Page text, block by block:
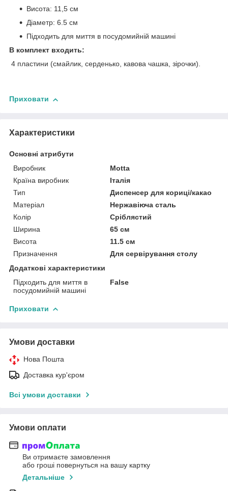
Висота: 11,5 см
Діаметр: 6.5 см
Підходить для миття в посудомийній машині
В комплект входить:
4 пластини (смайлик, серденько, кавова чашка, зірочки).
Приховати
Характеристики
Основні атрибути
Виробник
Motta
Країна виробник
Італія
Тип
Диспенсер для кориці/какао
Матеріал
Нержавіюча сталь
Колір
Сріблястий
Ширина
65 см
Висота
11.5 см
Призначення
Для сервірування столу
Додаткові характеристики
Підходить для миття в
посудомийній машині
False
Приховати
Умови доставки
Нова Пошта
Доставка кур'єром
Всі умови доставки
Умови оплати
Ви отримаєте замовлення
або гроші повернуться на вашу картку
Детальніше